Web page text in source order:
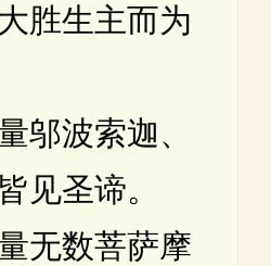
胜生主而为
波索迦、
见圣谛。
数菩萨摩